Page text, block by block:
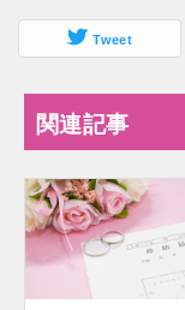
Tweet
関連記事